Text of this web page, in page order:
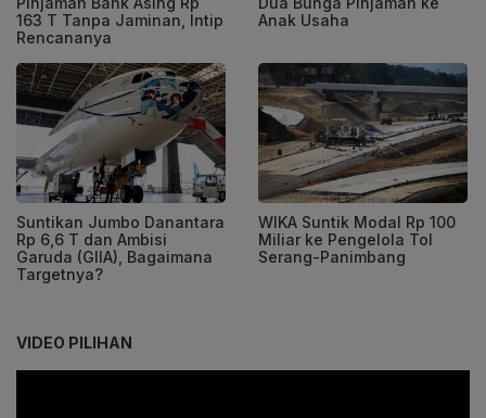
163 T Tanpa Jaminan, Intip
Rencananya
Anak Usaha
Suntikan Jumbo Danantara
Rp 6,6 T dan Ambisi
Garuda (GIIA), Bagaimana
Targetnya?
WIKA Suntik Modal Rp 100
Miliar ke Pengelola Tol
Serang-Panimbang
VIDEO PILIHAN